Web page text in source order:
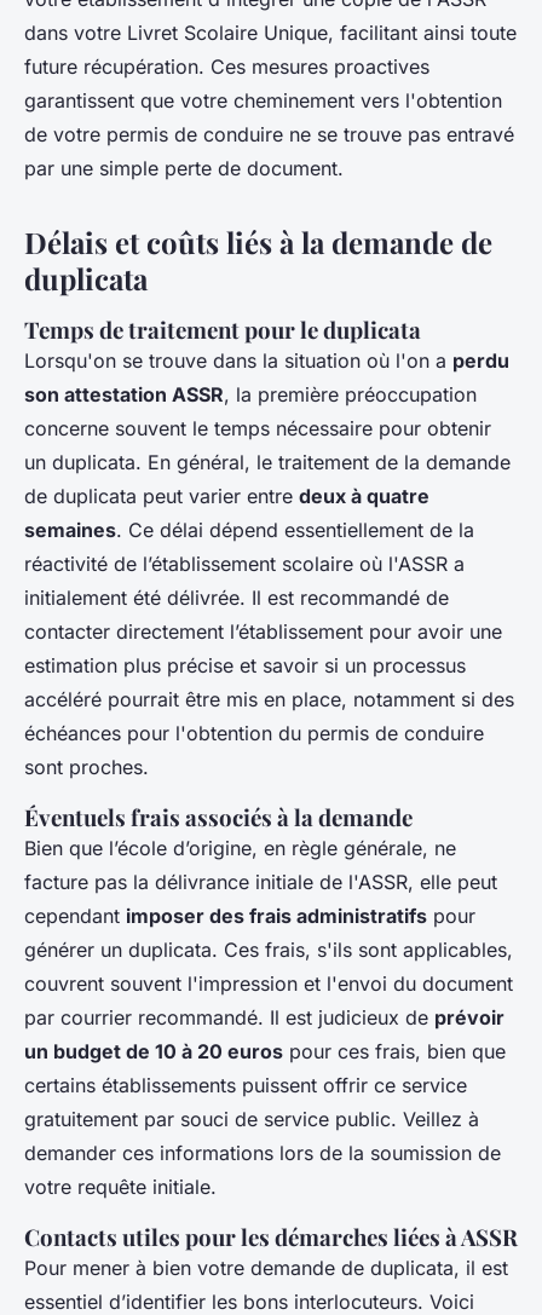
dans votre Livret Scolaire Unique, facilitant ainsi toute
future récupération. Ces mesures proactives
garantissent que votre cheminement vers l'obtention
de votre permis de conduire ne se trouve pas entravé
par une simple perte de document.
Délais et coûts liés à la demande de
duplicata
Temps de traitement pour le duplicata
Lorsqu'on se trouve dans la situation où l'on a perdu
son attestation ASSR, la première préoccupation
concerne souvent le temps nécessaire pour obtenir
un duplicata. En général, le traitement de la demande
de duplicata peut varier entre deux à quatre
semaines. Ce délai dépend essentiellement de la
réactivité de l’établissement scolaire où l'ASSR a
initialement été délivrée. Il est recommandé de
contacter directement l’établissement pour avoir une
estimation plus précise et savoir si un processus
accéléré pourrait être mis en place, notamment si des
échéances pour l'obtention du permis de conduire
sont proches.
Éventuels frais associés à la demande
Bien que l’école d’origine, en règle générale, ne
facture pas la délivrance initiale de l'ASSR, elle peut
cependant imposer des frais administratifs pour
générer un duplicata. Ces frais, s'ils sont applicables,
couvrent souvent l'impression et l'envoi du document
par courrier recommandé. Il est judicieux de prévoir
un budget de 10 à 20 euros pour ces frais, bien que
certains établissements puissent offrir ce service
gratuitement par souci de service public. Veillez à
demander ces informations lors de la soumission de
votre requête initiale.
Contacts utiles pour les démarches liées à ASSR
Pour mener à bien votre demande de duplicata, il est
essentiel d’identifier les bons interlocuteurs. Voici